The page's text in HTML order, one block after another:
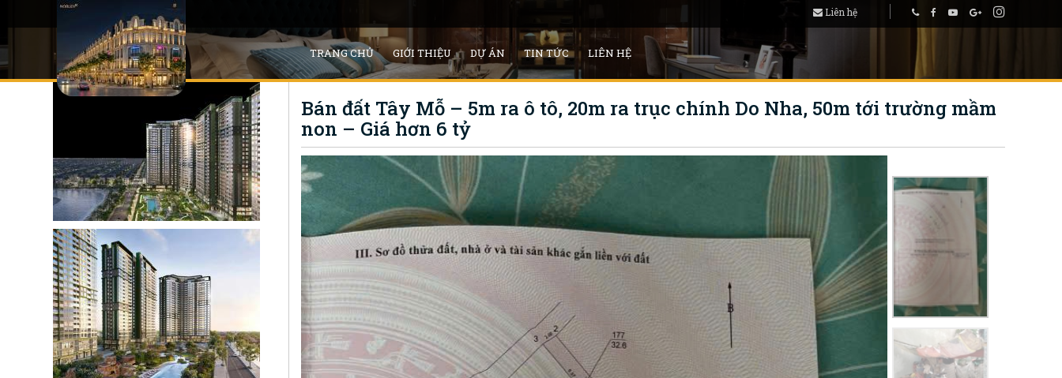
Liên hệ
TRANG CHỦ GIỚI THIỆU DỰ ÁN TIN TỨC LIÊN HỆ
Bán đất Tây Mỗ – 5m ra ô tô, 20m ra trục chính Do Nha, 50m tới trường mầm
non – Giá hơn 6 tỷ